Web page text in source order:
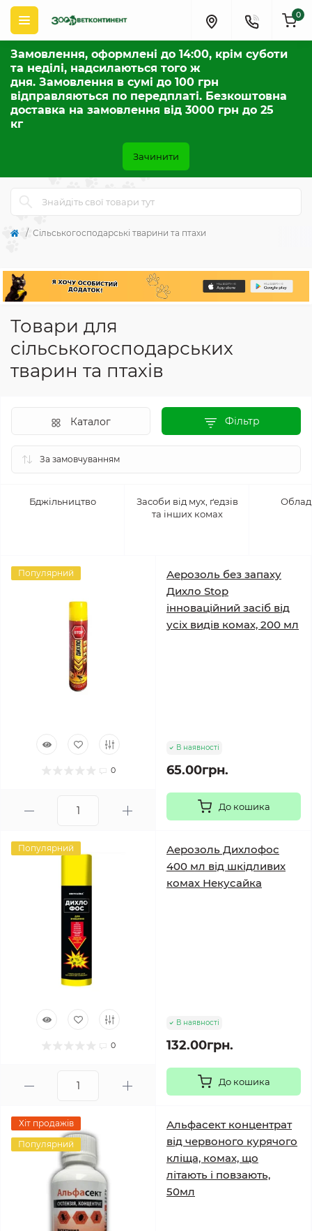
Замовлення, оформлені до 14:00, крім суботи
та неділі, надсилаються того ж
дня. Замовлення в сумі до 100 грн
відправляються по передплаті. Безкоштовна
доставка на замовлення від 3000 грн до 25
кг
Зачинити
0
Сільськогосподарські тварини та птахи
Товари для
сільськогосподарських
тварин та птахів
Фільтр
Каталог
Бджільництво
Засоби від мух, ґедзів
та інших комах
Популярний
0
Аерозоль без запаху
Дихло Stop
інноваційний засіб від
усіх видів комах, 200 мл
В наявності
65.00грн.
До кошика
Популярний
0
Аерозоль Дихлофос
400 мл від шкідливих
комах Некусайка
В наявності
132.00грн.
До кошика
Хіт продажів
Популярний
Альфасект концентрат
від червоного курячого
кліща, комах, що
літають і повзають,
50мл